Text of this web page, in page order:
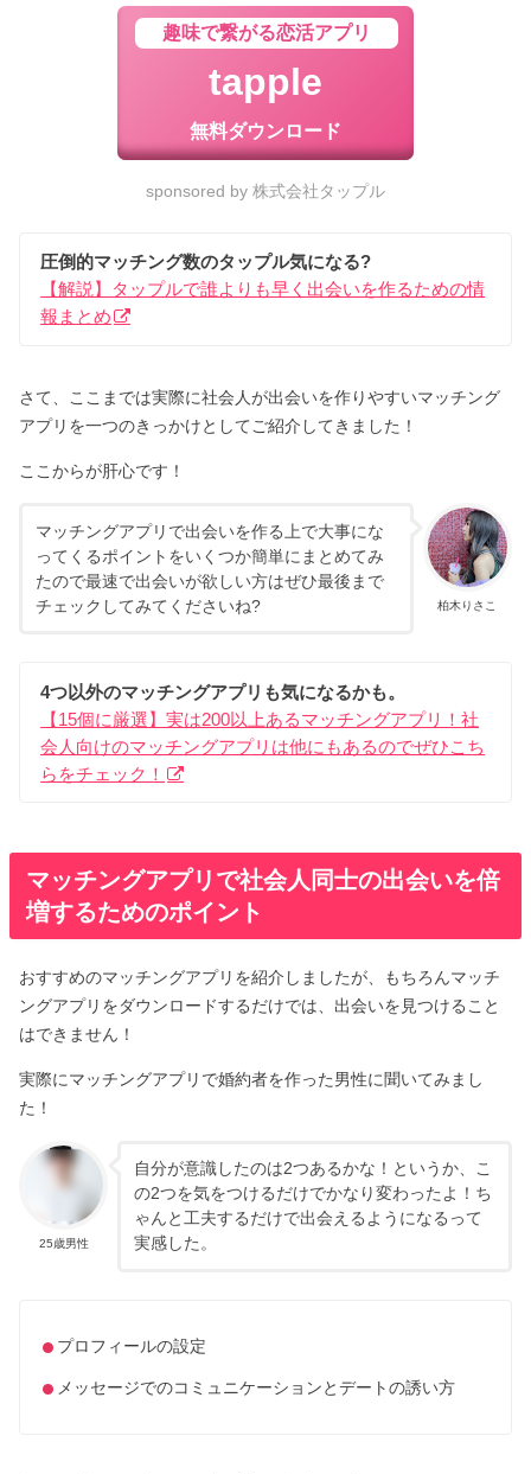
趣味で繋がる恋活アプリ
tapple
無料ダウンロード
sponsored by 株式会社タップル
圧倒的マッチング数のタップル気になる?
【解説】タップルで誰よりも早く出会いを作るための情
報まとめ
さて、ここまでは実際に社会人が出会いを作りやすいマッチング
アプリを一つのきっかけとしてご紹介してきました！
ここからが肝心です！
柏木りさこ
マッチングアプリで出会いを作る上で大事にな
ってくるポイントをいくつか簡単にまとめてみ
たので最速で出会いが欲しい方はぜひ最後まで
チェックしてみてくださいね?
4つ以外のマッチングアプリも気になるかも。
【15個に厳選】実は200以上あるマッチングアプリ！社
会人向けのマッチングアプリは他にもあるのでぜひこち
らをチェック！
マッチングアプリで社会人同士の出会いを倍
増するためのポイント
おすすめのマッチングアプリを紹介しましたが、もちろんマッチ
ングアプリをダウンロードするだけでは、出会いを見つけること
はできません！
実際にマッチングアプリで婚約者を作った男性に聞いてみまし
た！
25歳男性
自分が意識したのは2つあるかな！というか、こ
の2つを気をつけるだけでかなり変わったよ！ち
ゃんと工夫するだけで出会えるようになるって
実感した。
プロフィールの設定
メッセージでのコミュニケーションとデートの誘い方